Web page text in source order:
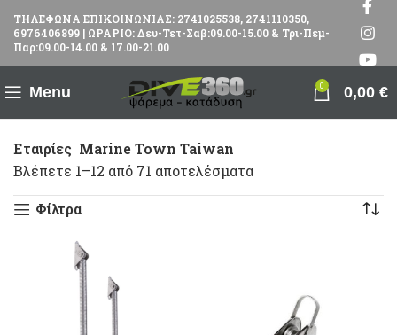
ΤΗΛΕΦΩΝΑ ΕΠΙΚΟΙΝΩΝΙΑΣ: 2741025538, 2741110350,
6976406899 | ΩΡΑΡΙΟ: Δευ-Τετ-Σαβ:09.00-15.00 & Τρι-Πεμ-
Παρ:09.00-14.00 & 17.00-21.00
Menu 0 0,00 €
Εταιρίες Marine Town Taiwan
Βλέπετε 1–12 από 71 αποτελέσματα
Φίλτρα